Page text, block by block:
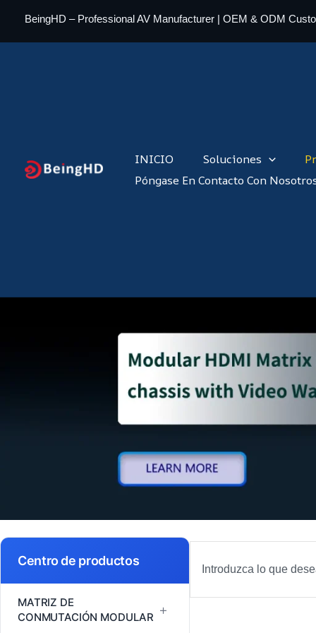
BeingHD – Professional AV Manufacturer | OEM & ODM
INICIO Soluciones
Póngase En Contacto Con
Centro de productos
MATRIZ DE
CONMUTACIÓN MODULAR +